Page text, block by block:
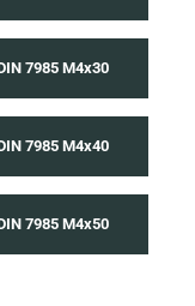
7985 M4x30
7985 M4x40
7985 M4x50